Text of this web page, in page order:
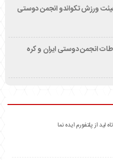
ورزش تکواندو انجمن دوستی
انجمن دوستی ایران و کره
لید از پلتفورم ایده نما